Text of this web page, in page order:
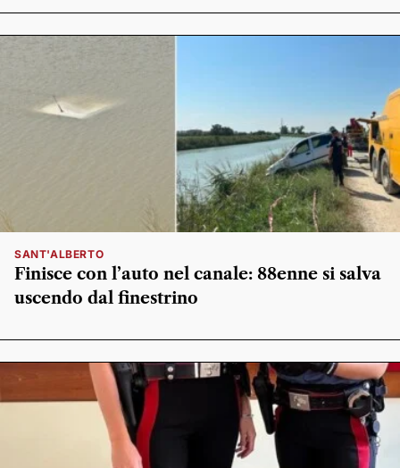
SANT'ALBERTO
Finisce con l’auto nel canale: 88enne si salva
uscendo dal finestrino